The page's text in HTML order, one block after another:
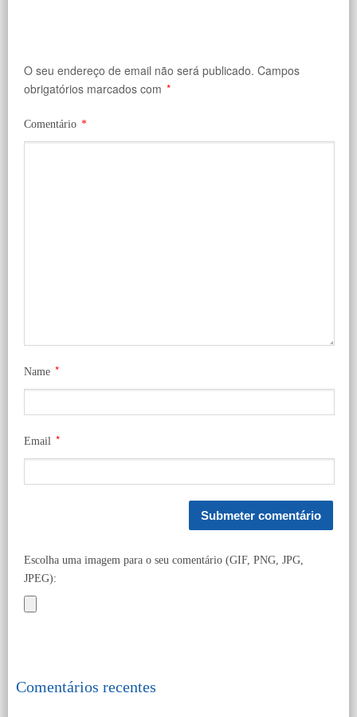
O seu endereço de email não será publicado. Campos
obrigatórios marcados com *
Comentário *
Name *
Email *
Escolha uma imagem para o seu comentário (GIF, PNG, JPG,
JPEG):
Comentários recentes